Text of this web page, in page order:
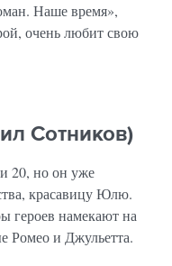
Наше время»,
очень любит свою
Сотников)
20, но он уже
красавицу Юлю.
героев намекают на
Ромео и Джульетта.